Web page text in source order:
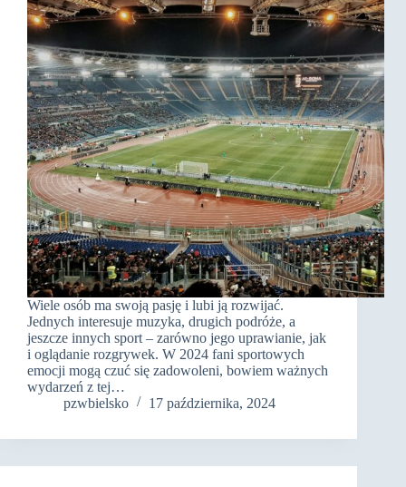
Wiele osób ma swoją pasję i lubi ją rozwijać.
Jednych interesuje muzyka, drugich podróże, a
jeszcze innych sport – zarówno jego uprawianie, jak
i oglądanie rozgrywek. W 2024 fani sportowych
emocji mogą czuć się zadowoleni, bowiem ważnych
wydarzeń z tej…
pzwbielsko
17 października, 2024